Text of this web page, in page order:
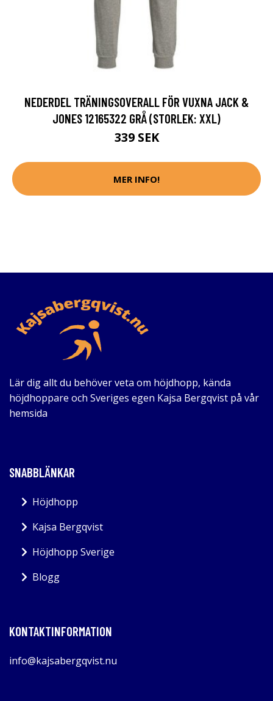
NEDERDEL TRÄNINGSOVERALL FÖR VUXNA JACK &
JONES 12165322 GRÅ (STORLEK: XXL)
339 SEK
MER INFO!
Lär dig allt du behöver veta om höjdhopp, kända
höjdhoppare och Sveriges egen Kajsa Bergqvist på vår
hemsida
SNABBLÄNKAR
Höjdhopp
Kajsa Bergqvist
Höjdhopp Sverige
Blogg
KONTAKTINFORMATION
info@kajsabergqvist.nu